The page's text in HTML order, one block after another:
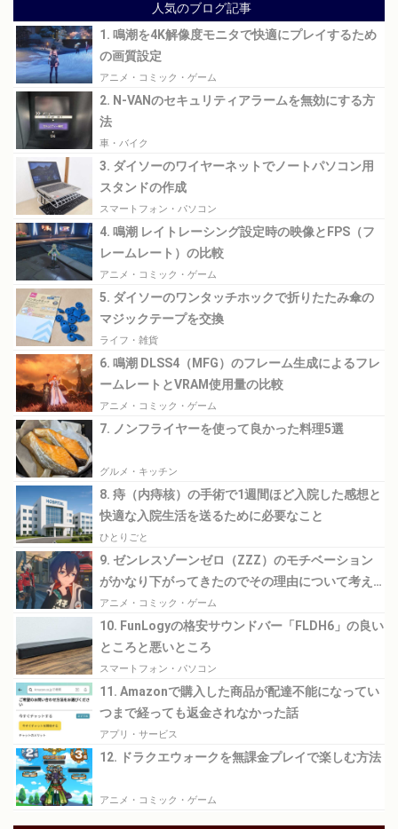
人気のブログ記事
1. 鳴潮を4K解像度モニタで快適にプレイするため
の画質設定
アニメ・コミック・ゲーム
2. N-VANのセキュリティアラームを無効にする方
法
車・バイク
3. ダイソーのワイヤーネットでノートパソコン用
スタンドの作成
スマートフォン・パソコン
4. 鳴潮 レイトレーシング設定時の映像とFPS（フ
レームレート）の比較
アニメ・コミック・ゲーム
5. ダイソーのワンタッチホックで折りたたみ傘の
マジックテープを交換
ライフ・雑貨
6. 鳴潮 DLSS4（MFG）のフレーム生成によるフレ
ームレートとVRAM使用量の比較
アニメ・コミック・ゲーム
7. ノンフライヤーを使って良かった料理5選
グルメ・キッチン
8. 痔（内痔核）の手術で1週間ほど入院した感想と
快適な入院生活を送るために必要なこと
ひとりごと
9. ゼンレスゾーンゼロ（ZZZ）のモチベーション
がかなり下がってきたのでその理由について考え
てみる
アニメ・コミック・ゲーム
10. FunLogyの格安サウンドバー「FLDH6」の良い
ところと悪いところ
スマートフォン・パソコン
11. Amazonで購入した商品が配達不能になってい
つまで経っても返金されなかった話
アプリ・サービス
12. ドラクエウォークを無課金プレイで楽しむ方法
アニメ・コミック・ゲーム